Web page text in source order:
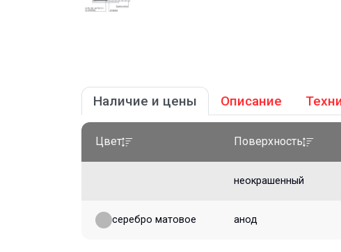
Наличие и цены Описание
Цвет Поверхность
неокрашенный
серебро матовое анод